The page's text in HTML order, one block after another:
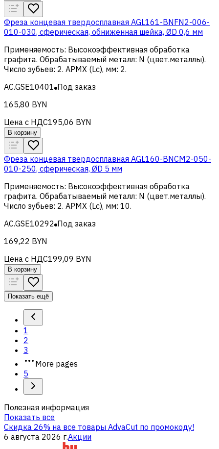
Фреза концевая твердосплавная AGL161-BNFN2-006-
010-030, сферическая, обниженная шейка, ØD 0,6 мм
Применяемость: Высокоэффективная обработка
графита. Обрабатываемый металл: N (цвет.металлы).
Число зубьев: 2. APMX (Lc), мм: 2.
AC.GSE10401 Под заказ
165,80 BYN
Цена с НДС195,06 BYN
В корзину
Фреза концевая твердосплавная AGL160-BNCM2-050-
010-250, сферическая, ØD 5 мм
Применяемость: Высокоэффективная обработка
графита. Обрабатываемый металл: N (цвет.металлы).
Число зубьев: 2. APMX (Lc), мм: 10.
AC.GSE10292 Под заказ
169,22 BYN
Цена с НДС199,09 BYN
В корзину
Показать ещё
1
2
3
More pages
5
Полезная информация
Показать все
Скидка 26% на все товары AdvaCut по промокоду!
6 августа 2026 г.Акции